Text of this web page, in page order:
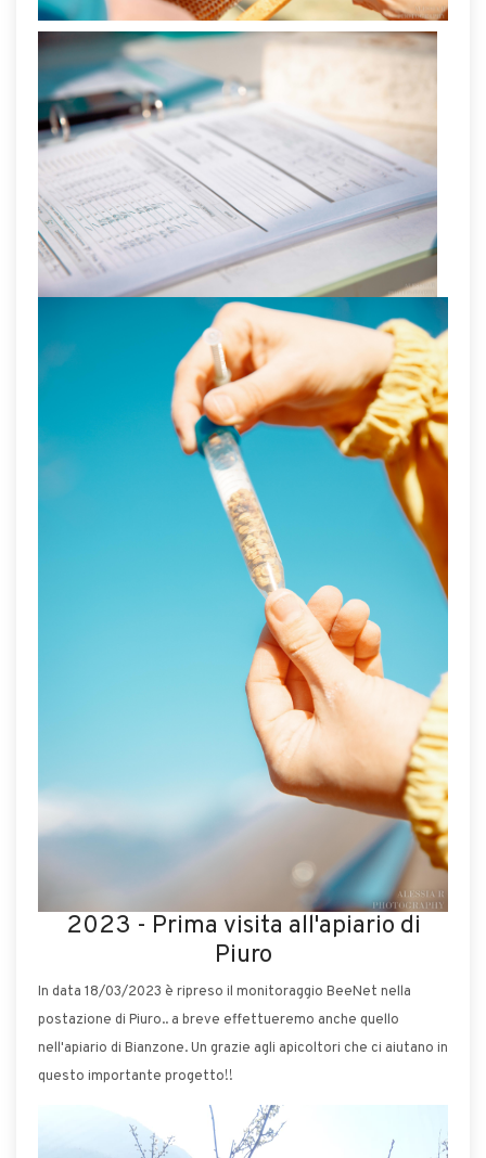
2023 - Prima visita all'apiario di
Piuro
In data 18/03/2023 è ripreso il monitoraggio BeeNet nella
postazione di Piuro.. a breve effettueremo anche quello
nell'apiario di Bianzone. Un grazie agli apicoltori che ci aiutano in
questo importante progetto!!